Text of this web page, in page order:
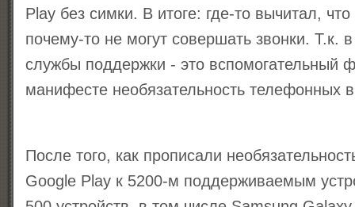
Play без симки. В итоге: где-то вычитал,
почему-то не могут совершать звонки.
службы поддержки - это вспомогательный
манифесте необязательность телефонных
После того, как прописали
Google Play к 5200-м поддерживаемым